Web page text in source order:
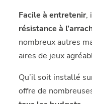
Facile à entretenir,
résistance à
nombreux autres
aires de jeux
Qu’il soit installé
offre de